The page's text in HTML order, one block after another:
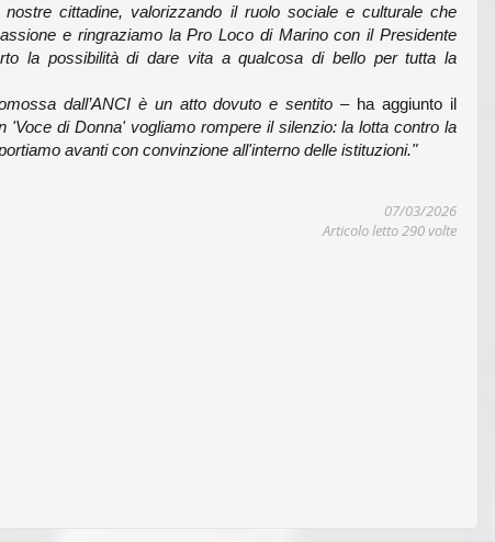
cittadine, valorizzando il ruolo sociale e culturale che
e ringraziamo la Pro Loco di Marino con il Presidente
la possibilità di dare vita a qualcosa di bello per tutta la
dall’ANCI è un atto dovuto e sentito– ha aggiunto il
'Voce di Donna' vogliamo rompere il silenzio: la lotta contro la
avanti con convinzione all'interno delle istituzioni."
07/03/2026
Articolo letto 290 volte